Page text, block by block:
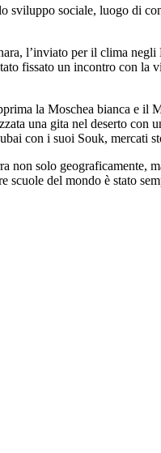
sviluppo sociale, luogo di
l’inviato per il clima
fissato un incontro con la
la Moschea bianca e il
una gita nel deserto con
con i suoi Souk, mercati
non solo geograficamente,
del mondo è stato